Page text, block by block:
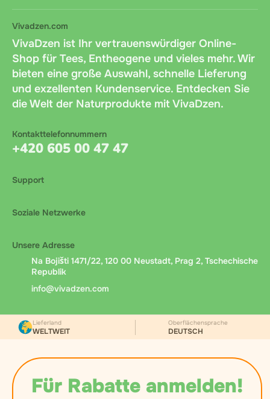
Vivadzen.com
VivaDzen ist Ihr vertrauenswürdiger Online-
Shop für Tees, Entheogene und vieles mehr. Wir
bieten eine große Auswahl, schnelle Lieferung
und exzellenten Kundenservice. Entdecken Sie
die Welt der Naturprodukte mit VivaDzen.
Kontakttelefonnummern
+420 605 00 47 47
Support
Soziale Netzwerke
Unsere Adresse
Na Bojišti 1471/22, 120 00 Neustadt, Prag 2, Tschechische
Republik
info@vivadzen.com
Für Rabatte anmelden!
Lieferland
WELTWEIT
Oberflächensprache
DEUTSCH